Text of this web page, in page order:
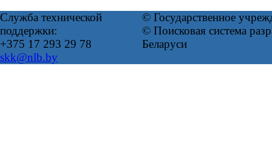
Служба технической
поддержки:
+375 17 293 29 78
skk@nlb.by
© Государственное
© Поисковая система
Беларуси